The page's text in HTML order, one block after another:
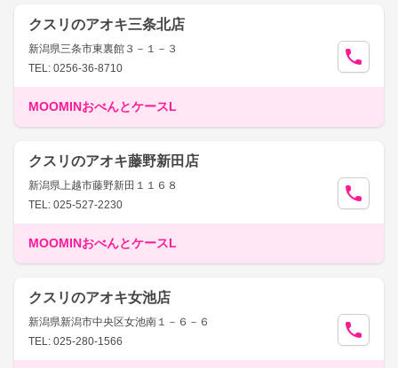
クスリのアオキ三条北店
新潟県三条市東裏館３－１－３
TEL: 0256-36-8710
MOOMINおべんとケースL
クスリのアオキ藤野新田店
新潟県上越市藤野新田１１６８
TEL: 025-527-2230
MOOMINおべんとケースL
クスリのアオキ女池店
新潟県新潟市中央区女池南１－６－６
TEL: 025-280-1566